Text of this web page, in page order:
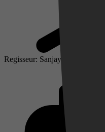
Regisseur: Sanjay Gadhvi